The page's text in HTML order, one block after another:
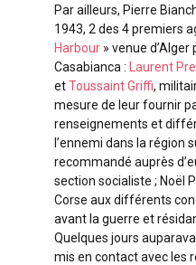
Par ailleurs, Pierre
1943, 2 des 4 premiers
Harbour » venue
Casabianca :
Laurent
etToussaint Griffi,
mesure de leur fournir
renseignements et
l’ennemi dans la région
recommandé auprès
section socialiste ; Noël
Corse aux différents
avant la guerre et
Quelques jours
mis en contact avec les